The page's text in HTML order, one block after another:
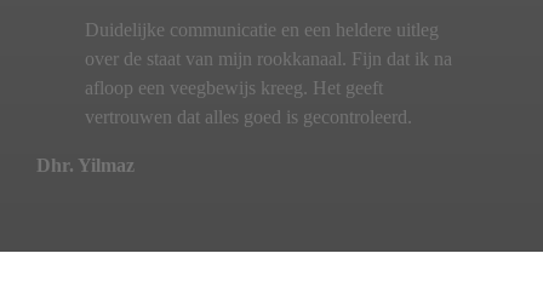
Duidelijke communicatie en een heldere uitleg
over de staat van mijn rookkanaal. Fijn dat ik na
afloop een veegbewijs kreeg. Het geeft
vertrouwen dat alles goed is gecontroleerd.
Dhr. Yilmaz